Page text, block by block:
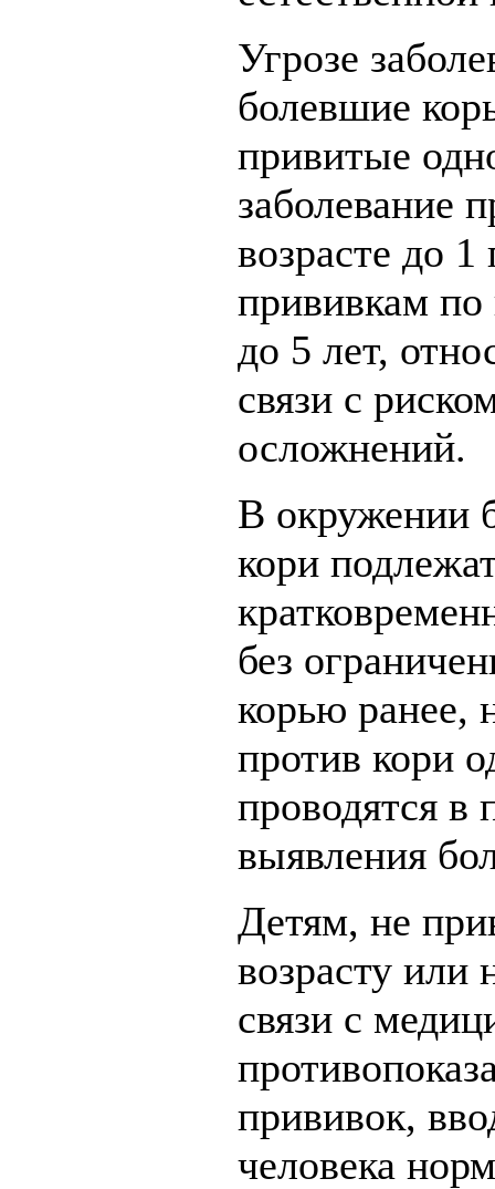
Угрозе
болевшие
привитые
заболевание
возрасте до
прививкам по
до 5 лет,
связи с
осложнений.
В окружении
кори
без
корью ранее,
против кори
проводятся в
выявления
Детям, не
возрасту
связи с
прививок,
человека